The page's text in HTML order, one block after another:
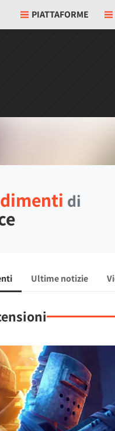
PIATTAFORME
di
Ultime notizie